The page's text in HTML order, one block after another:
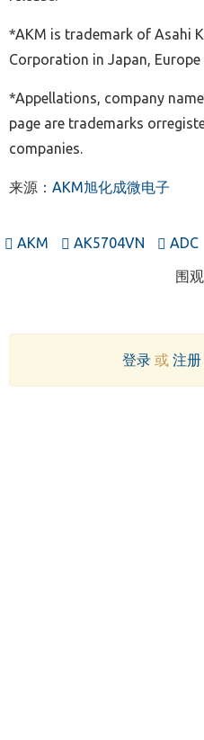
*AKM is trademark of Asahi
Corporation in Japan, Europe
*Appellations, company
page are trademarks
companies.
来源： AKM旭化成微电子
AKM AK5704VN ADC
围
登录或 注册